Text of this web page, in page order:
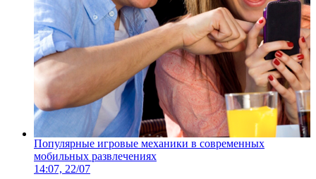
Популярные игровые механики в современных
мобильных развлечениях
14:07, 22/07